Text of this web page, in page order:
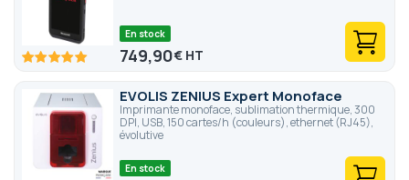
100 100
En stock
749,90€
EVOLIS ZENIUS Expert Monoface
Imprimante monoface, sublimation thermique, 300
DPI, USB, 150 cartes/h (couleurs), ethernet (RJ45),
évolutive
En stock